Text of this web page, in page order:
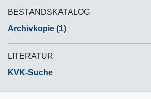
BESTANDSKATALOG
Archivkopie (1)
LITERATUR
KVK-Suche